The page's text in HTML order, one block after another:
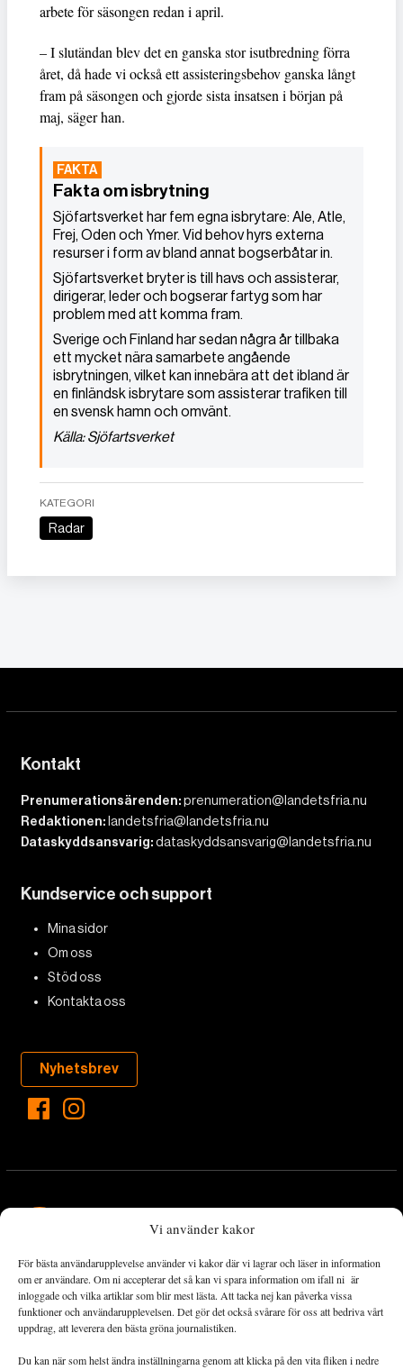
Vi använder kakor
För bästa användarupplevelse använder vi kakor där vi lagrar och läser in information
om er användare. Om ni accepterar det så kan vi spara information om ifall ni är
inloggade och vilka artiklar som blir mest lästa. Att tacka nej kan påverka vissa
funktioner och användarupplevelsen. Det gör det också svårare för oss att bedriva vårt
uppdrag, att leverera den bästa gröna journalistiken.
Du kan när som helst ändra inställningarna genom att klicka på den vita fliken i nedre
arbete för säsongen redan i april.
– I slutändan blev det en ganska stor isutbredning förra
året, då hade vi också ett assisteringsbehov ganska långt
fram på säsongen och gjorde sista insatsen i början på
maj, säger han.
Fakta om isbrytning
Sjöfartsverket har fem egna isbrytare: Ale, Atle,
Frej, Oden och Ymer. Vid behov hyrs externa
resurser i form av bland annat bogserbåtar in.
Sjöfartsverket bryter is till havs och assisterar,
dirigerar, leder och bogserar fartyg som har
problem med att komma fram.
Sverige och Finland har sedan några år tillbaka
ett mycket nära samarbete angående
isbrytningen, vilket kan innebära att det ibland är
en finländsk isbrytare som assisterar trafiken till
en svensk hamn och omvänt.
Källa: Sjöfartsverket
KATEGORI
Radar
Kontakt
Prenumerationsärenden:prenumeration@landetsfria.nu
Redaktionen: landetsfria@landetsfria.nu
Dataskyddsansvarig:dataskyddsansvarig@landetsfria.nu
Kundservice och support
Mina sidor
Om oss
Stöd oss
Kontakta oss
Nyhetsbrev
Landets Fria Tidning är en nyhetstidning med bred bevakning av
det viktigaste som händer lokalt och globalt och med fokus på
omställningsrörelsen. En omställning till ett hållbart samhälle går
både via starka och lika rättigheter för alla människor, minskade
ekonomiska och sociala klyftor, samt utrymme för allt levande att